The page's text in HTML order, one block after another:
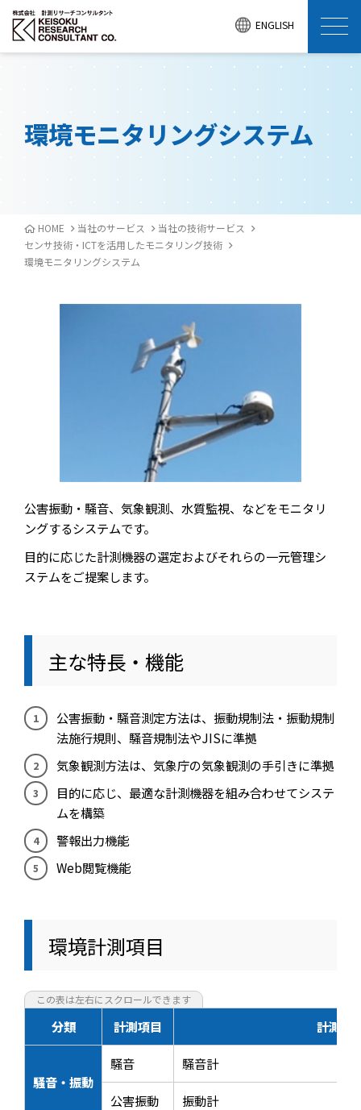
ENGLISH
環境モニタリングシステム
HOME 当社のサービス
当社の技術サービス
センサ技術・ICTを活用したモニタリング技術
環境モニタリングシステム
公害振動・騒音、気象観測、水質監視、などをモニタリ
ングするシステムです。
目的に応じた計測機器の選定およびそれらの一元管理シ
ステムをご提案します。
主な特長・機能
公害振動・騒音測定方法は、振動規制法・振動規制
法施行規則、騒音規制法やJISに準拠
気象観測方法は、気象庁の気象観測の手引きに準拠
目的に応じ、最適な計測機器を組み合わせてシステ
ムを構築
警報出力機能
Web閲覧機能
環境計測項目
分類 計測項目 計測機
騒音・振動
騒音 騒音計
公害振動 振動計